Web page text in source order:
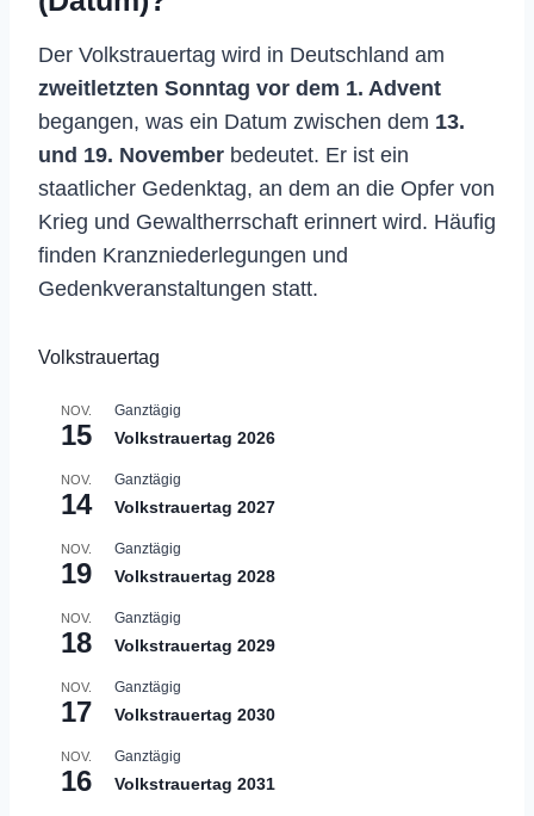
Der Volkstrauertag wird in Deutschland am
zweitletzten Sonntag vor dem 1. Advent
begangen, was ein Datum zwischen dem 13.
und 19. November bedeutet. Er ist ein
staatlicher Gedenktag, an dem an die Opfer von
Krieg und Gewaltherrschaft erinnert wird. Häufig
finden Kranzniederlegungen und
Gedenkveranstaltungen statt.
Volkstrauertag
NOV.
15
Ganztägig
Volkstrauertag 2026
NOV.
14
Ganztägig
Volkstrauertag 2027
NOV.
19
Ganztägig
Volkstrauertag 2028
NOV.
18
Ganztägig
Volkstrauertag 2029
NOV.
17
Ganztägig
Volkstrauertag 2030
NOV.
16
Ganztägig
Volkstrauertag 2031